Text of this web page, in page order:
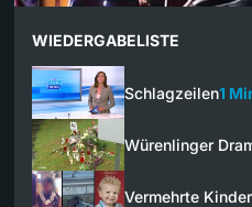
WIEDERGABELISTE
Schlagzeilen1
Würenlinger
Vermehrte